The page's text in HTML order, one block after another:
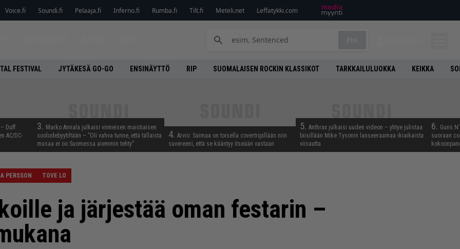
Voice.fi Soundi.fi Pelaaja.fi Inferno.fi Rumba.fi Tilt.fi Meteli.net Leffatykki.com
FESTIVAL JYTÄKESÄ GO-GO ENSINÄYTTÖ RIP SUOMALAISEN ROCKIN KLASSIKOT TARKKAILULUOKKA KEIKKA
Duff
AC/DC-
3. Marko Annala julkaisi viimeisen maistiaisen
soolodebyytiltään – ”Oli vahva tunne, että tällaista
musaa ei oo Suomessa aiemmin tehty”
4. Arvio: Saimaa on toisella covertripillään niin
suvereeni, että se kääntyy itseään vastaan
5. Anthrax julkaisi uuden videon – yhtye julistaa
biisillään Mike Tysonin lanseeraamaa ikiaikaista
viisautta
6. Guns
suoraan
PERSSON TOVE LO
ja järjestää oman festarin –